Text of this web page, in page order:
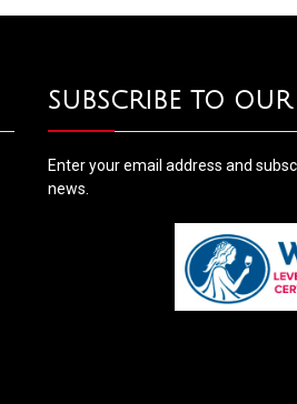
SUBSCRIBE TO OUR
Enter your email address and
news.